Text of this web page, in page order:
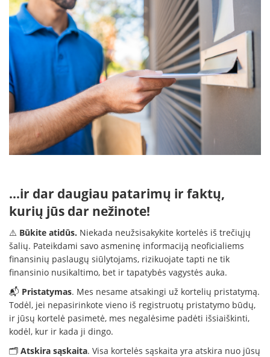
...ir dar daugiau patarimų ir faktų,
kurių jūs dar nežinote!
⚠️ Būkite atidūs. Niekada neužsisakykite kortelės iš trečiųjų
šalių. Pateikdami savo asmeninę informaciją neoficialiems
finansinių paslaugų siūlytojams, rizikuojate tapti ne tik
finansinio nusikaltimo, bet ir tapatybės vagystės auka.
📬 Pristatymas. Mes nesame atsakingi už kortelių pristatymą.
Todėl, jei nepasirinkote vieno iš registruotų pristatymo būdų,
ir jūsų kortelė pasimetė, mes negalėsime padėti išsiaiškinti,
kodėl, kur ir kada ji dingo.
🗂 Atskira sąskaita. Visa kortelės sąskaita yra atskira nuo jūsų